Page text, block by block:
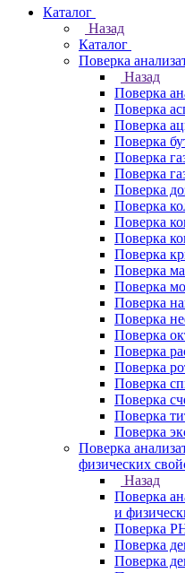
Каталог
Назад
Каталог
Поверка
Назад
Поверка
Поверка
Поверка
Поверка
Поверка
Поверка
Поверка
Поверка
Поверка
Поверка
Поверка
Поверка
Поверка
Поверка
Поверка
Поверка
Поверка
Поверка
Поверка
Поверка
Поверка
Поверка
Поверка
физических
Назад
Поверка
и
Поверка
Поверка
Поверка